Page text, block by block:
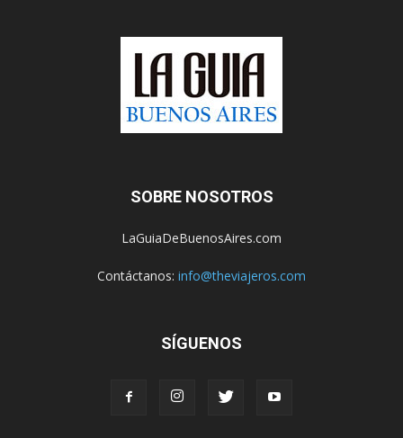
SOBRE NOSOTROS
LaGuiaDeBuenosAires.com
Contáctanos: info@theviajeros.com
SÍGUENOS